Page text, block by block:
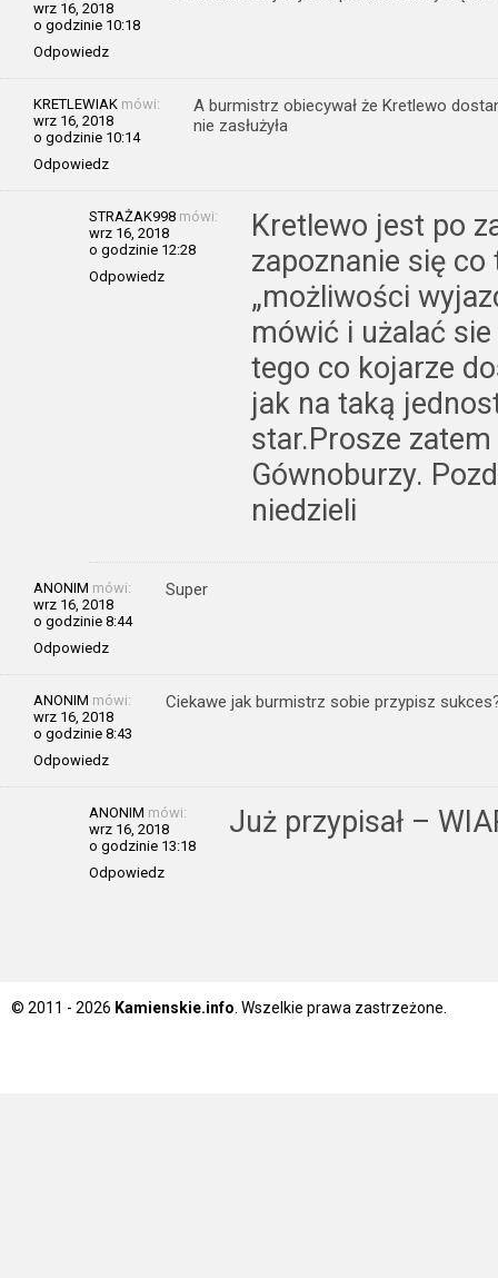
wrz 16, 2018
o godzinie 10:18
Odpowiedz
KRETLEWIAK mówi:
wrz 16, 2018
o godzinie 10:14
Odpowiedz
A burmistrz obiecywał że Kretlewo
nie zasłużyła
STRAŻAK998 mówi:
wrz 16, 2018
o godzinie 12:28
Odpowiedz
Kretlewo jest po
zapoznanie się
„możliwości
mówić i użalać
tego co kojarze
jak na taką
star.Prosze
Gównoburzy.
niedzieli
ANONIM mówi:
wrz 16, 2018
o godzinie 8:44
Odpowiedz
Super
ANONIM mówi:
wrz 16, 2018
o godzinie 8:43
Odpowiedz
Ciekawe jak burmistrz sobie przypisz
ANONIM mówi:
wrz 16, 2018
o godzinie 13:18
Odpowiedz
Już przypisał –
© 2011 - 2026 Kamienskie.info . Wszelkie prawa zastrzeżone.